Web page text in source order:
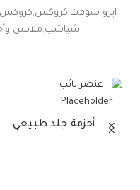
شباشب,ملابس
أحزمة جلد طبيعي